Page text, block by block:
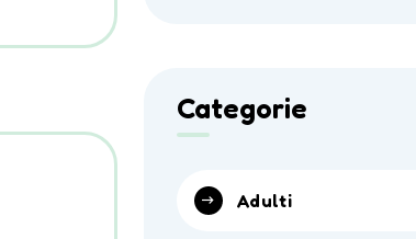
Categorie
Adulti